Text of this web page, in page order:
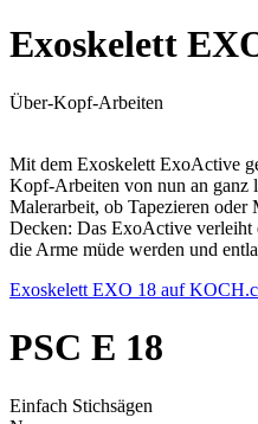
Exoskelett
Über-Kopf-Arbeiten
Mit dem Exoskelett ExoActive
Kopf-Arbeiten von nun an ganz
Malerarbeit, ob Tapezieren oder
Decken: Das ExoActive
die Arme müde werden und
Exoskelett EXO 18 auf
PSC E 18
Einfach Stichsägen